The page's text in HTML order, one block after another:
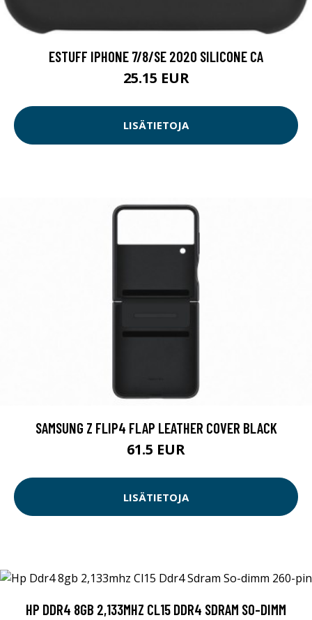
ESTUFF IPHONE 7/8/SE 2020 SILICONE CA
25.15 EUR
LISÄTIETOJA
SAMSUNG Z FLIP4 FLAP LEATHER COVER BLACK
61.5 EUR
LISÄTIETOJA
HP DDR4 8GB 2,133MHZ CL15 DDR4 SDRAM SO-DIMM